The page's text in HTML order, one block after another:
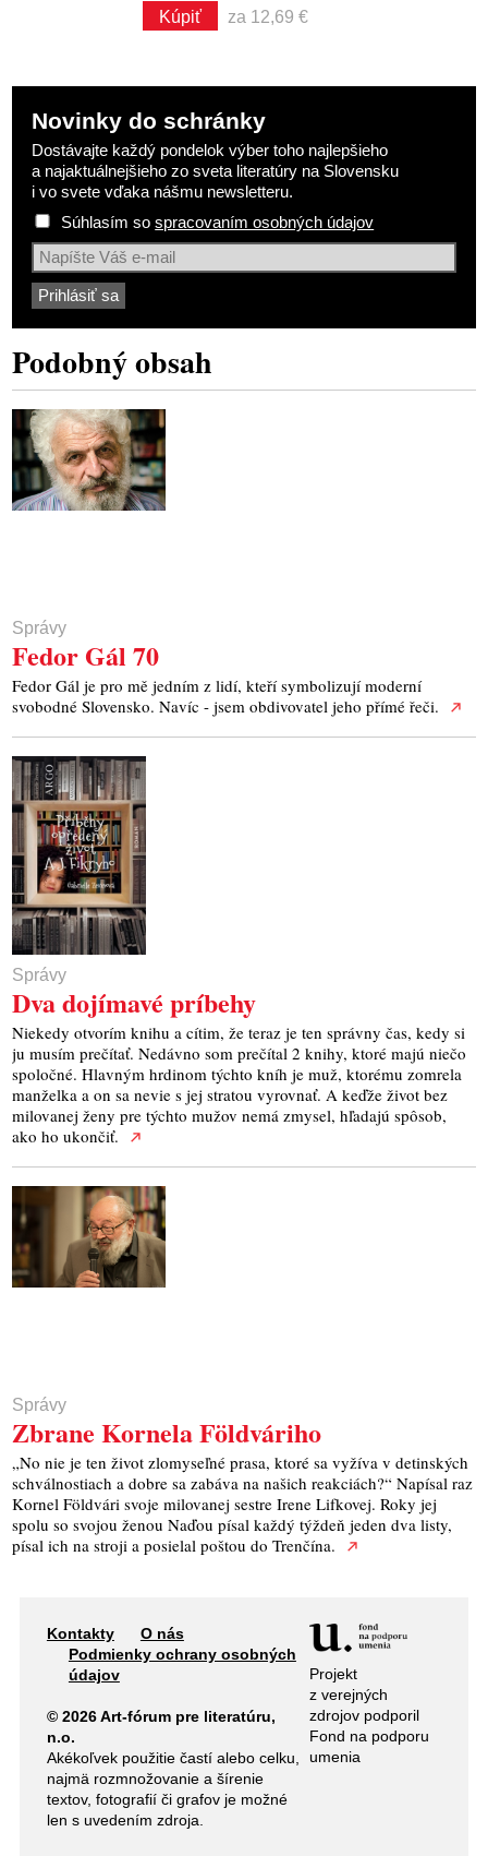
Kúpiť za 12,69 €
Novinky do schránky
Dostávajte každý pondelok výber toho najlepšieho
a najaktuálnejšieho zo sveta literatúry na Slovensku
i vo svete vďaka nášmu newsletteru.
Súhlasím sospracovaním osobných údajov
Podobný obsah
Správy
Fedor Gál 70
Fedor Gál je pro mě jedním z lidí, kteří symbolizují moderní
svobodné Slovensko. Navíc - jsem obdivovatel jeho přímé řeči.
Správy
Dva dojímavé príbehy
Niekedy otvorím knihu a cítim, že teraz je ten správny čas, kedy si
ju musím prečítať. Nedávno som prečítal 2 knihy, ktoré majú niečo
spoločné. Hlavným hrdinom týchto kníh je muž, ktorému zomrela
manželka a on sa nevie s jej stratou vyrovnať. A keďže život bez
milovanej ženy pre týchto mužov nemá zmysel, hľadajú spôsob,
ako ho ukončiť.
Správy
Zbrane Kornela Földváriho
„No nie je ten život zlomyseľné prasa, ktoré sa vyžíva v detinských
schválnostiach a dobre sa zabáva na našich reakciách?“ Napísal raz
Kornel Földvári svoje milovanej sestre Irene Lifkovej. Roky jej
spolu so svojou ženou Naďou písal každý týždeň jeden dva listy,
písal ich na stroji a posielal poštou do Trenčína.
Kontakty
O nás
Podmienky ochrany osobných
údajov
© 2026 Art-fórum pre literatúru,
n.o.
Akékoľvek použitie častí alebo celku,
najmä rozmnožovanie a šírenie
textov, fotografií či grafov je možné
len s uvedením zdroja.
Projekt
z verejných
zdrojov podporil
Fond na podporu
umenia